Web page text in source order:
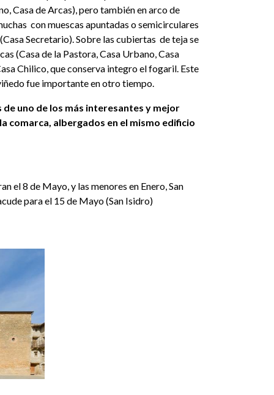
Casa de Arcas), pero también en arco de
con muescas apuntadas o semicirculares
Secretario). Sobre las cubiertas de teja se
(Casa de la Pastora, Casa Urbano, Casa
Chilico, que conserva integro el fogaril. Este
fue importante en otro tiempo.
uno de los más interesantes y mejor
comarca, albergados en el mismo edificio
el 8 de Mayo, y las menores en Enero, San
para el 15 de Mayo (San Isidro)